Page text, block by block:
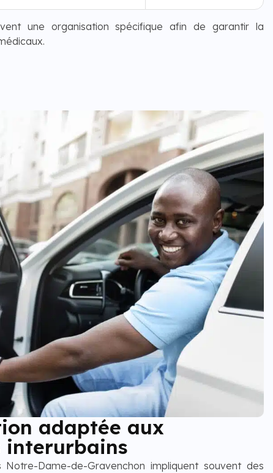
une organisation spécifique afin de garantir la
adaptée aux
interurbains
Dame-de-Gravenchon impliquent souvent des